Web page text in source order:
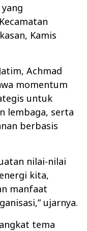
Kamis
Achmad
momentum
untuk
lembaga, serta
berbasis
nilai-nilai
kita,
manfaat
ujarnya.
tema